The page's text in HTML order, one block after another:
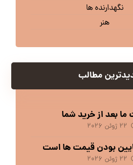
نگهدارنده ها
هنر
مطالب
ما بعد از خرید شما
۲۲ ژوئن ۲۰۲۶
بودن قیمت ها است
۲۲ ژوئن ۲۰۲۶